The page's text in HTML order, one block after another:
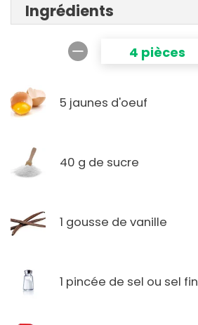
Ingrédients
4 pièces
5 jaunes d'oeuf
40 g de sucre
1 gousse de vanille
1 pincée de sel ou sel fin